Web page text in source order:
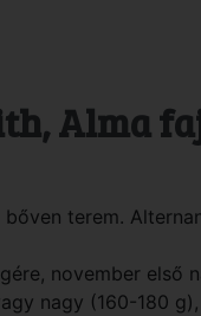
Alma
terem.
november első
nagy (160-180